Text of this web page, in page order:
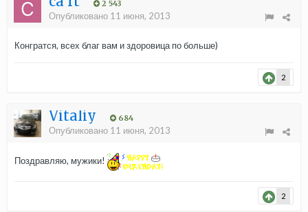
2 543
Опубликовано 11 июня, 2013
Конгратся, всех благ вам и здоровица по больше)
2
Vitaliy 684
Опубликовано 11 июня, 2013
Поздравляю, мужики!
2